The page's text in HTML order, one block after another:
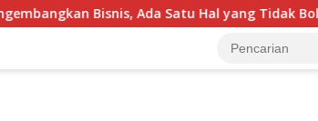
Hal yang Tidak Boleh Dilewatkan